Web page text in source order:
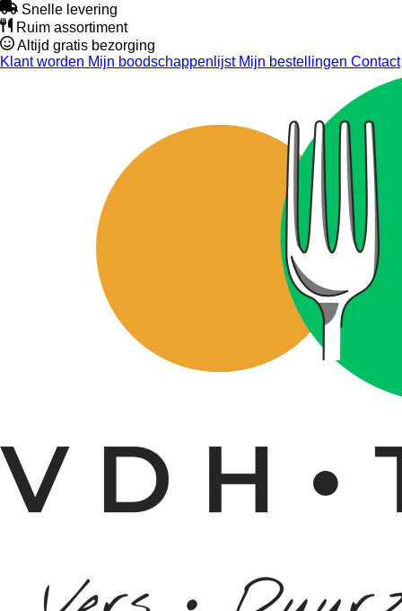
Snelle levering
Ruim assortiment
Altijd gratis bezorging
Klant worden Mijn boodschappenlijstMijn bestellingen Contact